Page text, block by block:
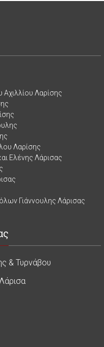
Αχιλλίου Λαρίσης
Λαρίσης
Ελένης Λάρισας
Γιάννουλης Λάρισας
& Τυρνάβου